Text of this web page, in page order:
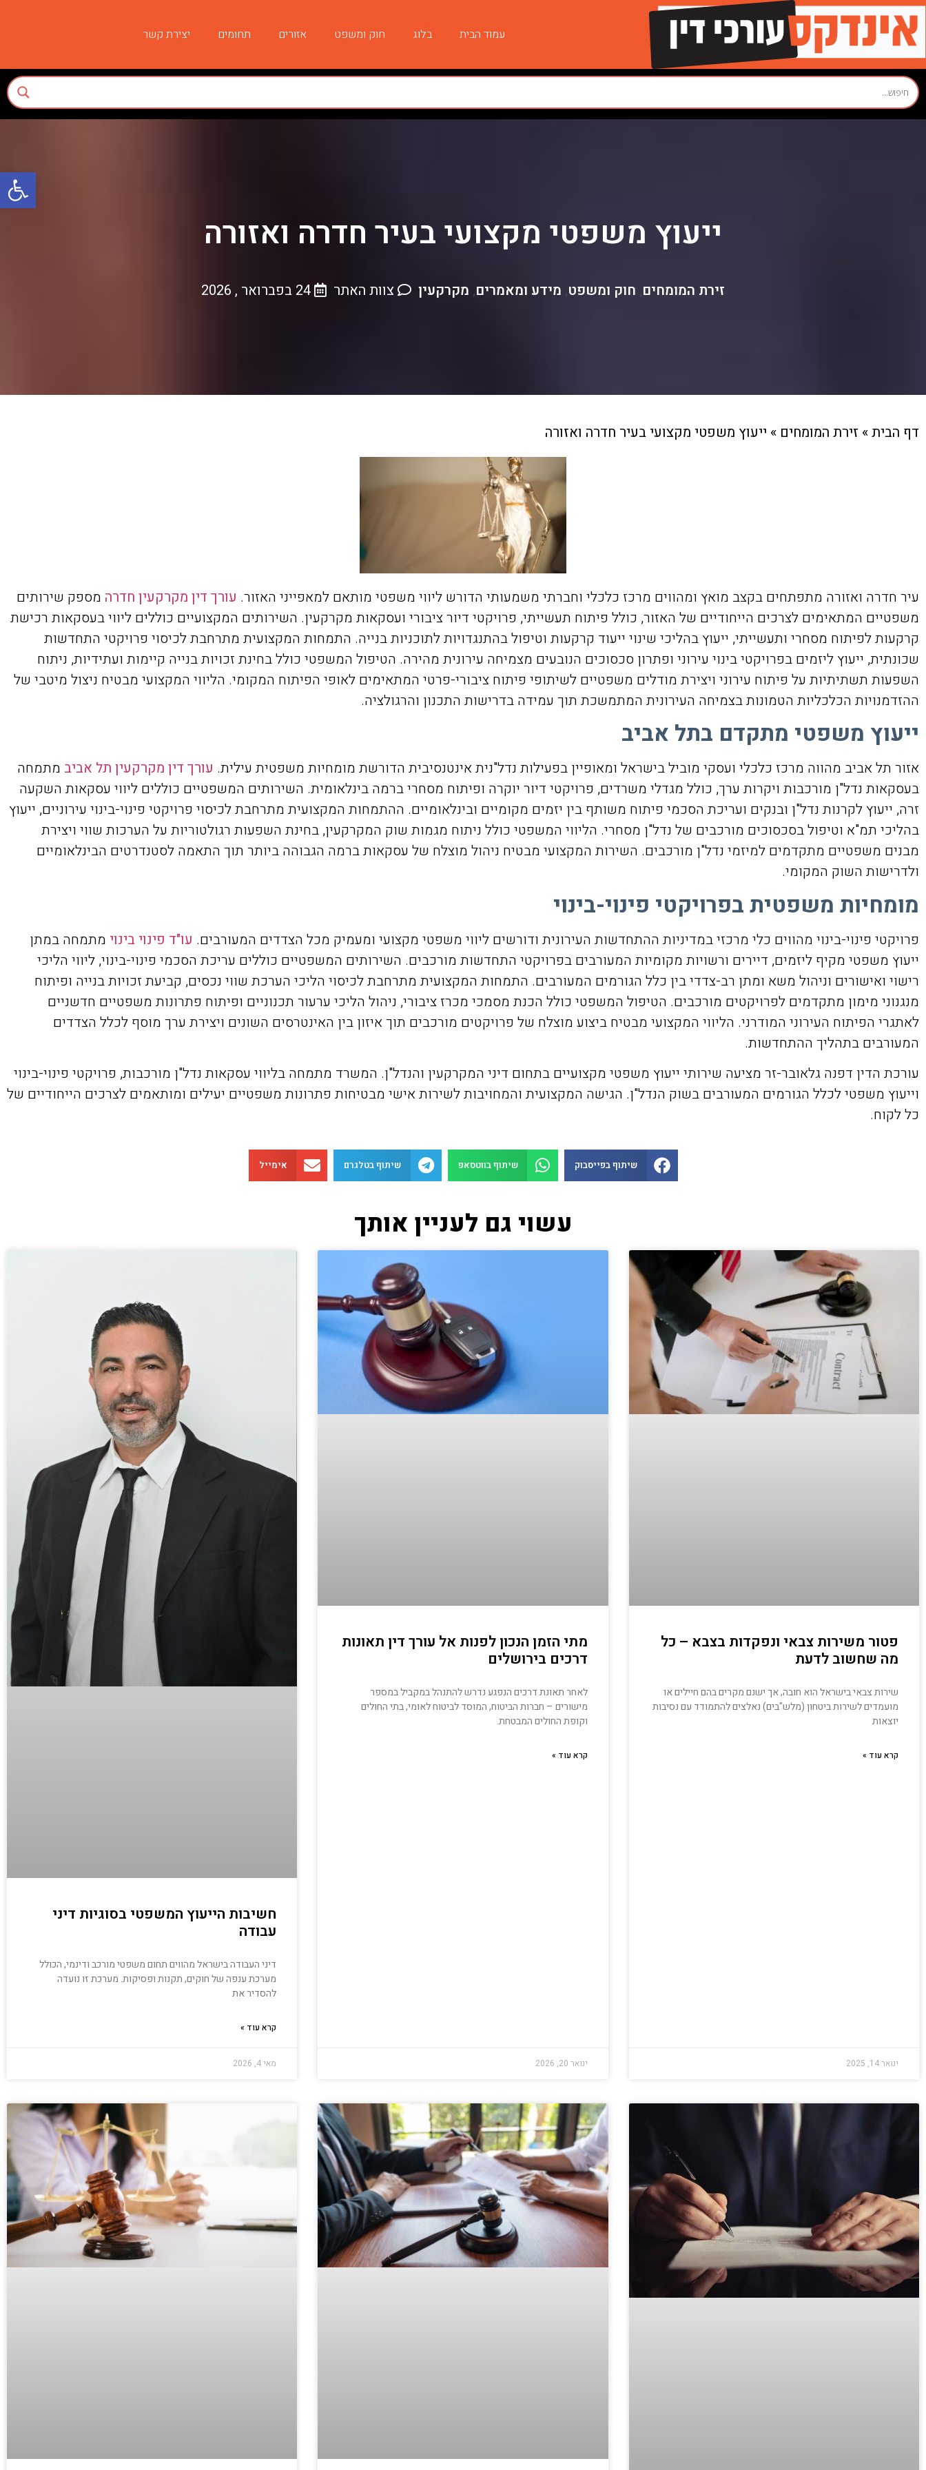
פתח
עמוד הבית בלוג חוק ומשפט אזורים תחומים יצירת קשר
ייעוץ משפטי מקצועי בעיר חדרה ואזורה
זירת המומחים, חוק ומשפט, מידע ומאמרים, מקרקעין צוות האתר 24 בפברואר , 2026
דף הבית» זירת המומחים » ייעוץ משפטי מקצועי בעיר חדרה ואזורה
עיר חדרה ואזורה מתפתחים בקצב מואץ ומהווים מרכז כלכלי וחברתי משמעותי הדורש ליווי משפטי מותאם למאפייני האזור. עורך דין מקרקעין חדרה מספק שירותים
משפטיים המתאימים לצרכים הייחודיים של האזור, כולל פיתוח תעשייתי, פרויקטי דיור ציבורי ועסקאות מקרקעין. השירותים המקצועיים כוללים ליווי בעסקאות רכישת
קרקעות לפיתוח מסחרי ותעשייתי, ייעוץ בהליכי שינוי ייעוד קרקעות וטיפול בהתנגדויות לתוכניות בנייה. התמחות המקצועית מתרחבת לכיסוי פרויקטי התחדשות
שכונתית, ייעוץ ליזמים בפרויקטי בינוי עירוני ופתרון סכסוכים הנובעים מצמיחה עירונית מהירה. הטיפול המשפטי כולל בחינת זכויות בנייה קיימות ועתידיות, ניתוח
השפעות תשתיתיות על פיתוח עירוני ויצירת מודלים משפטיים לשיתופי פיתוח ציבורי-פרטי המתאימים לאופי הפיתוח המקומי. הליווי המקצועי מבטיח ניצול מיטבי של
ההזדמנויות הכלכליות הטמונות בצמיחה העירונית המתמשכת תוך עמידה בדרישות התכנון והרגולציה.
ייעוץ משפטי מתקדם בתל אביב
אזור תל אביב מהווה מרכז כלכלי ועסקי מוביל בישראל ומאופיין בפעילות נדל"נית אינטנסיבית הדורשת מומחיות משפטית עילית. עורך דין מקרקעין תל אביב מתמחה
בעסקאות נדל"ן מורכבות ויקרות ערך, כולל מגדלי משרדים, פרויקטי דיור יוקרה ופיתוח מסחרי ברמה בינלאומית. השירותים המשפטיים כוללים ליווי עסקאות השקעה
זרה, ייעוץ לקרנות נדל"ן ובנקים ועריכת הסכמי פיתוח משותף בין יזמים מקומיים ובינלאומיים. ההתמחות המקצועית מתרחבת לכיסוי פרויקטי פינוי-בינוי עירוניים, ייעוץ
בהליכי תמ"א וטיפול בסכסוכים מורכבים של נדל"ן מסחרי. הליווי המשפטי כולל ניתוח מגמות שוק המקרקעין, בחינת השפעות רגולטוריות על הערכות שווי ויצירת
מבנים משפטיים מתקדמים למיזמי נדל"ן מורכבים. השירות המקצועי מבטיח ניהול מוצלח של עסקאות ברמה הגבוהה ביותר תוך התאמה לסטנדרטים הבינלאומיים
ולדרישות השוק המקומי.
מומחיות משפטית בפרויקטי פינוי-בינוי
פרויקטי פינוי-בינוי מהווים כלי מרכזי במדיניות ההתחדשות העירונית ודורשים ליווי משפטי מקצועי ומעמיק מכל הצדדים המעורבים. עו"ד פינוי בינוי מתמחה במתן
ייעוץ משפטי מקיף ליזמים, דיירים ורשויות מקומיות המעורבים בפרויקטי התחדשות מורכבים. השירותים המשפטיים כוללים עריכת הסכמי פינוי-בינוי, ליווי הליכי
רישוי ואישורים וניהול משא ומתן רב-צדדי בין כלל הגורמים המעורבים. התמחות המקצועית מתרחבת לכיסוי הליכי הערכת שווי נכסים, קביעת זכויות בנייה ופיתוח
מנגנוני מימון מתקדמים לפרויקטים מורכבים. הטיפול המשפטי כולל הכנת מסמכי מכרז ציבורי, ניהול הליכי ערעור תכנוניים ופיתוח פתרונות משפטיים חדשניים
לאתגרי הפיתוח העירוני המודרני. הליווי המקצועי מבטיח ביצוע מוצלח של פרויקטים מורכבים תוך איזון בין האינטרסים השונים ויצירת ערך מוסף לכלל הצדדים
המעורבים בתהליך ההתחדשות.
עורכת הדין דפנה גלאובר-זר מציעה שירותי ייעוץ משפטי מקצועיים בתחום דיני המקרקעין והנדל"ן. המשרד מתמחה בליווי עסקאות נדל"ן מורכבות, פרויקטי פינוי-בינוי
וייעוץ משפטי לכלל הגורמים המעורבים בשוק הנדל"ן. הגישה המקצועית והמחויבות לשירות אישי מבטיחות פתרונות משפטיים יעילים ומותאמים לצרכים הייחודיים של
כל לקוח.
שיתוף בפייסבוק שיתוף בווטסאפ שיתוף בטלגרם אימייל
עשוי גם לעניין אותך
פטור משירות צבאי ונפקדות בצבא – כל
מה שחשוב לדעת
שירות צבאי בישראל הוא חובה, אך ישנם מקרים בהם חיילים או
מועמדים לשירות ביטחון (מלש"בים) נאלצים להתמודד עם נסיבות
יוצאות
קרא עוד »
ינואר 14, 2025
מתי הזמן הנכון לפנות אל עורך דין תאונות
דרכים בירושלים
לאחר תאונת דרכים הנפגע נדרש להתנהל במקביל במספר
מישורים – חברות הביטוח, המוסד לביטוח לאומי, בתי החולים
וקופת החולים המבטחת.
קרא עוד »
ינואר 20, 2026
חשיבות הייעוץ המשפטי בסוגיות דיני
עבודה
דיני העבודה בישראל מהווים תחום משפטי מורכב ודינמי, הכולל
מערכת ענפה של חוקים, תקנות ופסיקות. מערכת זו נועדה
להסדיר את
קרא עוד »
מאי 4, 2026